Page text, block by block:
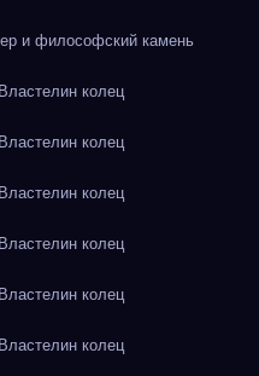
и философский камень
колец
колец
колец
колец
колец
колец